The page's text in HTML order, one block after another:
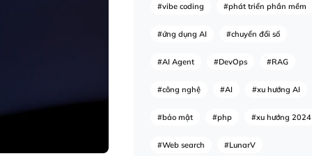
#vibe coding #phát triển phần mềm
#ứng dụng AI #chuyển đổi số
#AI Agent #DevOps #RAG
#công nghệ #AI #xu hướng AI
#bảo mật #php #xu hướng 2024
#Web search #LunarV